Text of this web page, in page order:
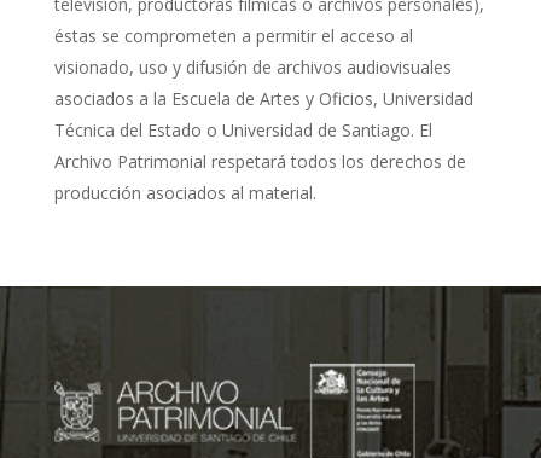
televisión, productoras fílmicas o archivos personales),
éstas se comprometen a permitir el acceso al
visionado, uso y difusión de archivos audiovisuales
asociados a la Escuela de Artes y Oficios, Universidad
Técnica del Estado o Universidad de Santiago. El
Archivo Patrimonial respetará todos los derechos de
producción asociados al material.